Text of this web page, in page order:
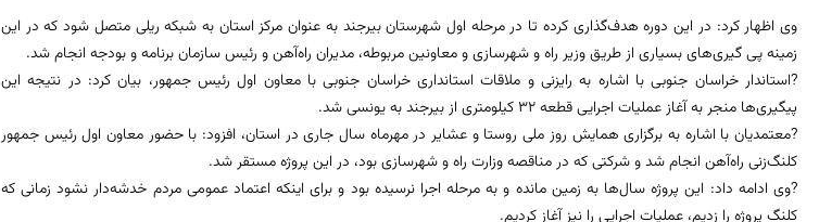
وی اظهار کرد: در این دوره هدف‌گذاری کرده تا در مرحله اول شهرستان بیرجند به عنوان مرکز استان به شبکه ریلی متصل شود که در این
زمینه پی گیری‌های بسیاری از طریق وزیر راه و شهرسازی و معاونین مربوطه، مدیران راه‌آهن و رئیس سازمان برنامه و بودجه انجام شد.
?استاندار خراسان جنوبی با اشاره به رایزنی و ملاقات استانداری خراسان جنوبی با معاون اول رئیس جمهور، بیان کرد: در نتیجه این
پیگیری‌ها منجر به آغاز عملیات اجرایی قطعه 32 کیلومتری از بیرجند به یونسی شد.
?معتمدیان با اشاره به برگزاری همایش روز ملی روستا و عشایر در مهرماه سال جاری در استان، افزود: با حضور معاون اول رئیس جمهور
کلنگ‌زنی راه‌آهن انجام شد و شرکتی که در مناقصه وزارت راه و شهرسازی بود، در این پروژه مستقر شد.
?وی ادامه داد: این پروژه سال‌ها به زمین مانده و به مرحله اجرا نرسیده بود و برای اینکه اعتماد عمومی مردم خدشه‌دار نشود زمانی که
کلنگ پروژه را زدیم، عملیات اجرایی را نیز آغاز کردیم.